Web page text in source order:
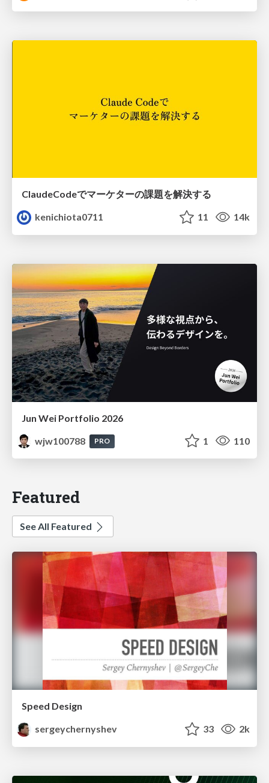
ClaudeCodeでマーケターの課題を解決する
kenichiota0711
11 14k
Jun Wei Portfolio 2026
wjw100788
PRO 1 110
Featured
See All Featured
Speed Design
sergeychernyshev
33 2k